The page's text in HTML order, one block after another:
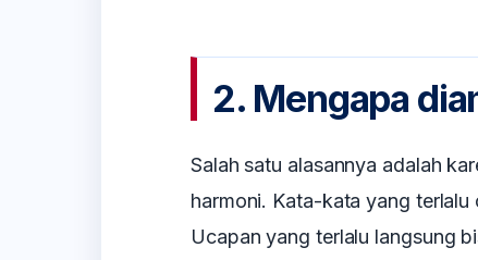
2. Mengapa
Salah satu alasannya adalah
harmoni. Kata-kata yang terlalu
Ucapan yang terlalu langsung